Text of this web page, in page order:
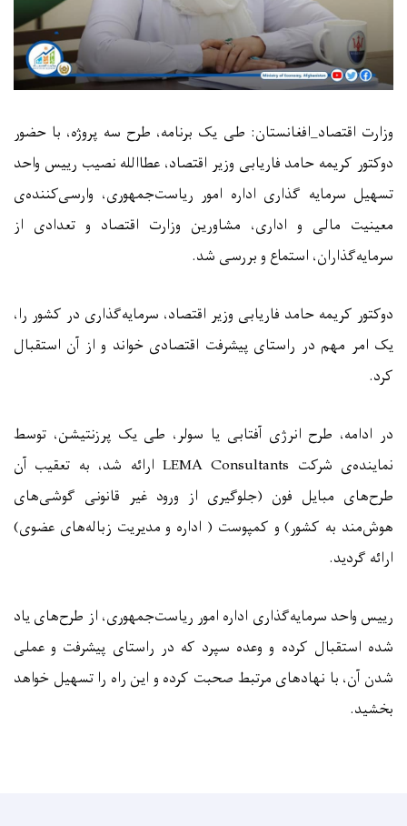
وزارت اقتصاد_افغانستان: طی یک برنامه، طرح سه پروژه، با حضور
دوکتور کریمه حامد فاریابی وزیر اقتصاد، عطا‌الله نصیب رییس واحد
تسهیل سرمایه گذاری اداره امور ریاست‌‌جمهوری، وارسی‌کننده‌ی
معینیت مالی و اداری، مشاورین وزارت اقتصاد و تعدادی از
سرمایه‌گذاران، استماع و بررسی شد.
دوکتور کریمه حامد فاریابی وزیر اقتصاد، سرمایه‌گذاری در کشور را،
یک امر مهم در راستای پیشرفت اقتصادی خواند و از آن استقبال
کرد.
در ادامه، طرح انرژی آفتابی یا سولر، طی یک پرزنتیشن، توسط
نماینده‌ی شرکت LEMA Consultants ارائه شد، به تعقیب آن
طرح‌های مبایل فون (جلوگیری از ورود غیر قانونی گوشی‌های
هوش‌مند به کشور) و کمپوست ( اداره و مدیریت زباله‌های عضوی)
ارائه‌ گردید.
رییس واحد سرمایه‌گذاری اداره امور ریاست‌جمهوری، از طرح‌های یاد
شده استقبال کرده و وعده سپرد که در راستای پیشرفت و عملی
شدن آن، با نهادهای مرتبط صحبت کرده و این راه را تسهیل خواهد
بخشید.